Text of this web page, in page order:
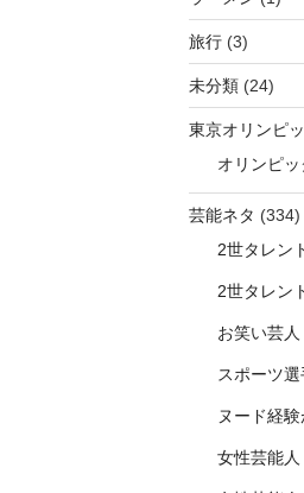
旅行(3)
未分類(24)
東京オリンピ
オリンピ
芸能ネタ (334)
2世タレン
2世タレン
お笑い芸人
スポーツ選
ヌード経
女性芸能人